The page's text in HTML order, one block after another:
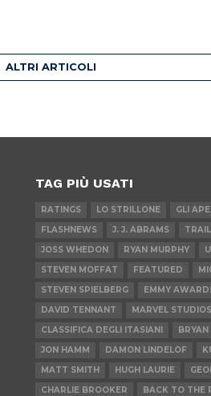
ALTRI ARTICOLI
TAG PIÙ USATI
RATINGS LO STRILLONE GLI
FLASHNEWS
J. J. ABRAMS
JOSS WHEDON
RYAN MURPHY
STEVEN MOFFAT
FEATURED
STEVEN SPIELBERG
EMMY
DAVID TENNANT
MARVEL STUDIOS
CLASSIFICA DEGLI ITASIANI
JON HAMM
DAMON LINDELOF
MATT SMITH
HUGH LAURIE
CHARLIE BROOKER
BACK TO THE